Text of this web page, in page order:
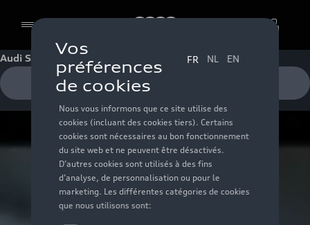
Cookies
Audi S e-tron GT
Demander un essai